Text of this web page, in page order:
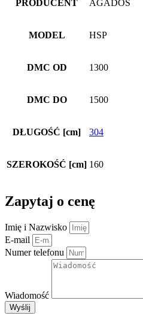
PRODUCENT AGADOS
MODEL HSP
DMC OD 1300
DMC DO 1500
DŁUGOŚĆ [cm] 304
SZEROKOŚĆ [cm] 160
Zapytaj o cenę
Imię i Nazwisko
E-mail
Numer telefonu
Wiadomość
Wyślij